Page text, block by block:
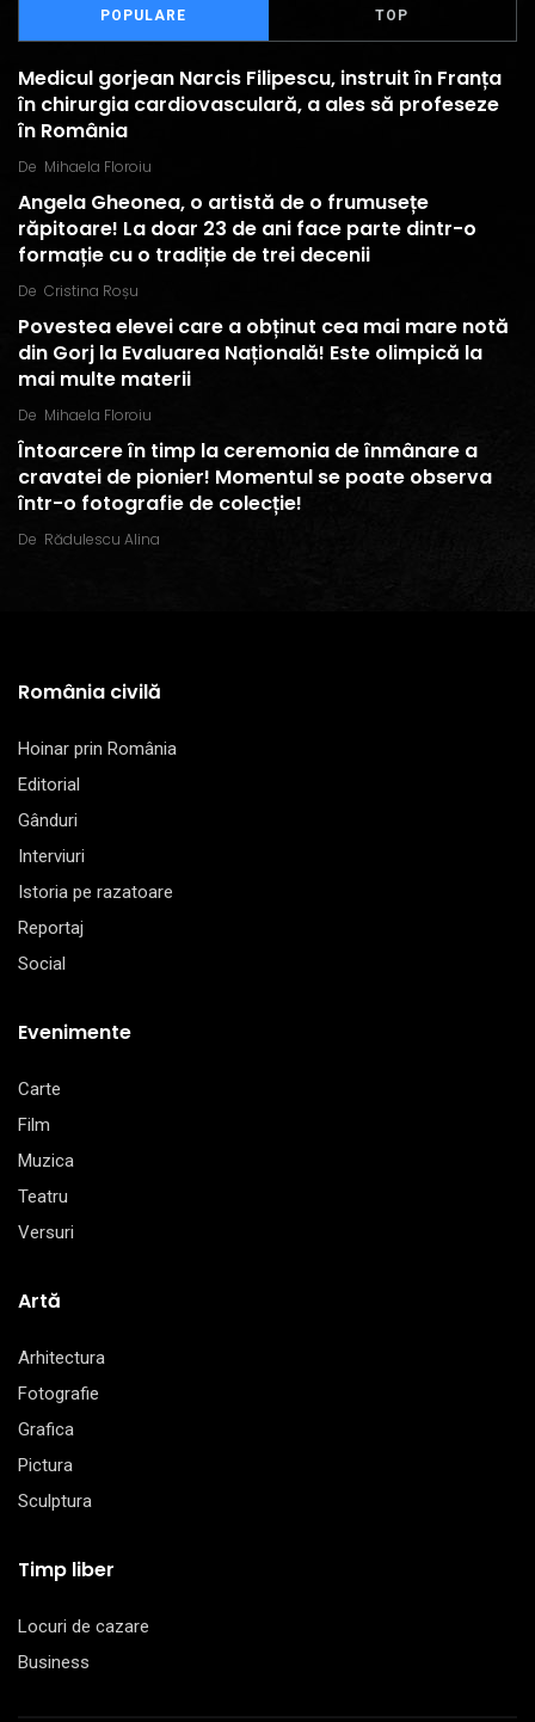
POPULARE TOP
Medicul gorjean Narcis Filipescu, instruit în Franța
în chirurgia cardiovasculară, a ales să profeseze
în România
De Mihaela Floroiu
Angela Gheonea, o artistă de o frumusețe
răpitoare! La doar 23 de ani face parte dintr-o
formație cu o tradiție de trei decenii
De Cristina Roșu
Povestea elevei care a obținut cea mai mare notă
din Gorj la Evaluarea Națională! Este olimpică la
mai multe materii
De Mihaela Floroiu
Întoarcere în timp la ceremonia de înmânare a
cravatei de pionier! Momentul se poate observa
într-o fotografie de colecție!
De Rădulescu Alina
România civilă
Hoinar prin România
Editorial
Gânduri
Interviuri
Istoria pe razatoare
Reportaj
Social
Evenimente
Carte
Film
Muzica
Teatru
Versuri
Artă
Arhitectura
Fotografie
Grafica
Pictura
Sculptura
Timp liber
Locuri de cazare
Business